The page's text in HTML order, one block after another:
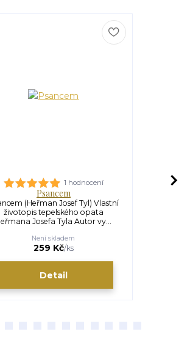
1 hodnocení
Psancem
(Heřman Josef Tyl) Vlastní
životopis tepelského opata
Josefa Tyla Autor vy...
259 Kč/ks
Není skladem
Detail